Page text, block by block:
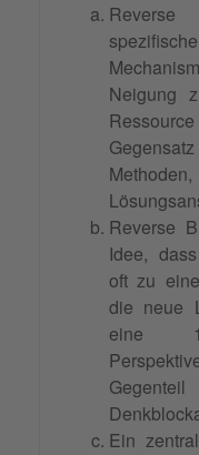
Neigung
Reverse
Idee,
oft zu
die neue
eine
Ein